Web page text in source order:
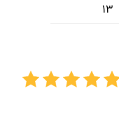
۱۳